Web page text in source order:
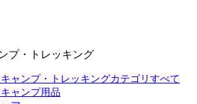
プ・トレッキング
ャンプ・トレッキングカテゴリすべて
ャンプ用品